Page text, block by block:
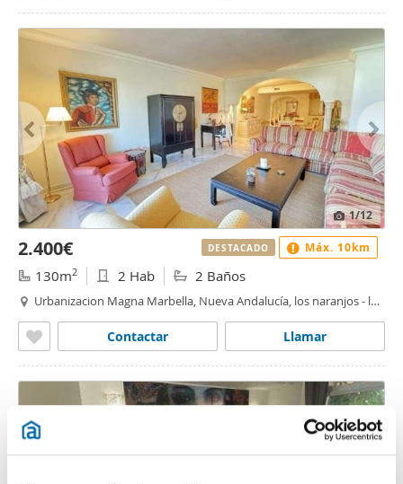
1/12
2.400€
130m2 2 Hab 2 Baños
Urbanizacion Magna Marbella, Nueva Andalucía, los naranjos - las
Llamar
Contactar
DESTACADO Máx. 10km